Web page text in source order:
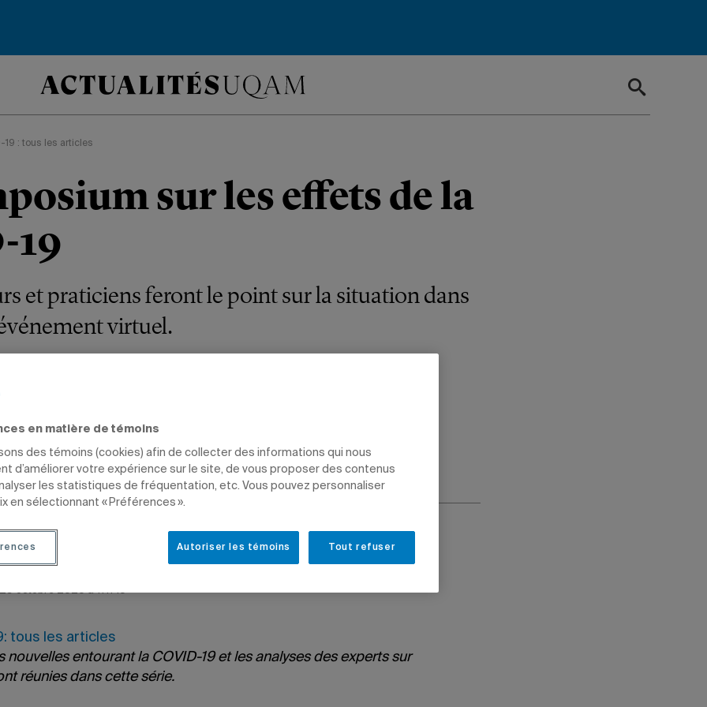
19 : tous les articles
sur les effets de la
19
et praticiens feront le point sur la situation dans
virtuel.
articles
GESTION ÉTUDIANTS DIPLÔMÉS
Martin
octobre 2020 à 11 h 10
tous les articles
nouvelles entourant la COVID-19 et les analyses des experts sur
réunies dans cette série.
en matière de témoins
des témoins (cookies) afin de collecter des informations qui nous
d’améliorer votre expérience sur le site, de vous proposer des contenus
les statistiques de fréquentation, etc. Vous pouvez personnaliser
en sélectionnant « Préférences ».
Tout refuser
Autoriser les témoins